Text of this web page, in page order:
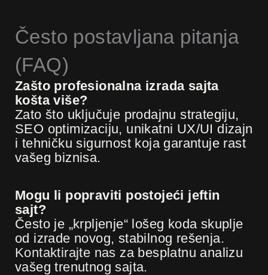
Često postavljana pitanja
(FAQ)
Zašto profesionalna izrada sajta
košta više?
Zato što uključuje prodajnu strategiju,
SEO optimizaciju, unikatni UX/UI dizajn
i tehničku sigurnost koja garantuje rast
vašeg biznisa.
Mogu li popraviti postojeći jeftin
sajt?
Često je „krpljenje“ lošeg koda skuplje
od izrade novog, stabilnog rešenja.
Kontaktirajte nas za besplatnu analizu
vašeg trenutnog sajta.